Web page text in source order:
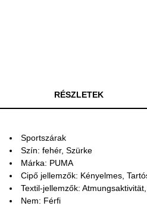
RÉSZLETEK
Sportszárak
Szín: fehér, Szürke
Márka: PUMA
Cipő jellemzők: Kényelmes,
Textil-jellemzők:
Nem: Férfi